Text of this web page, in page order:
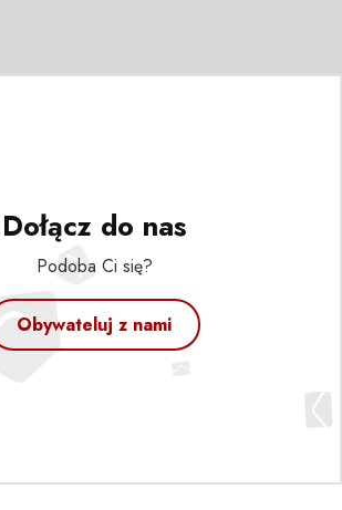
Dołącz do nas
Podoba Ci się?
Obywateluj z nami